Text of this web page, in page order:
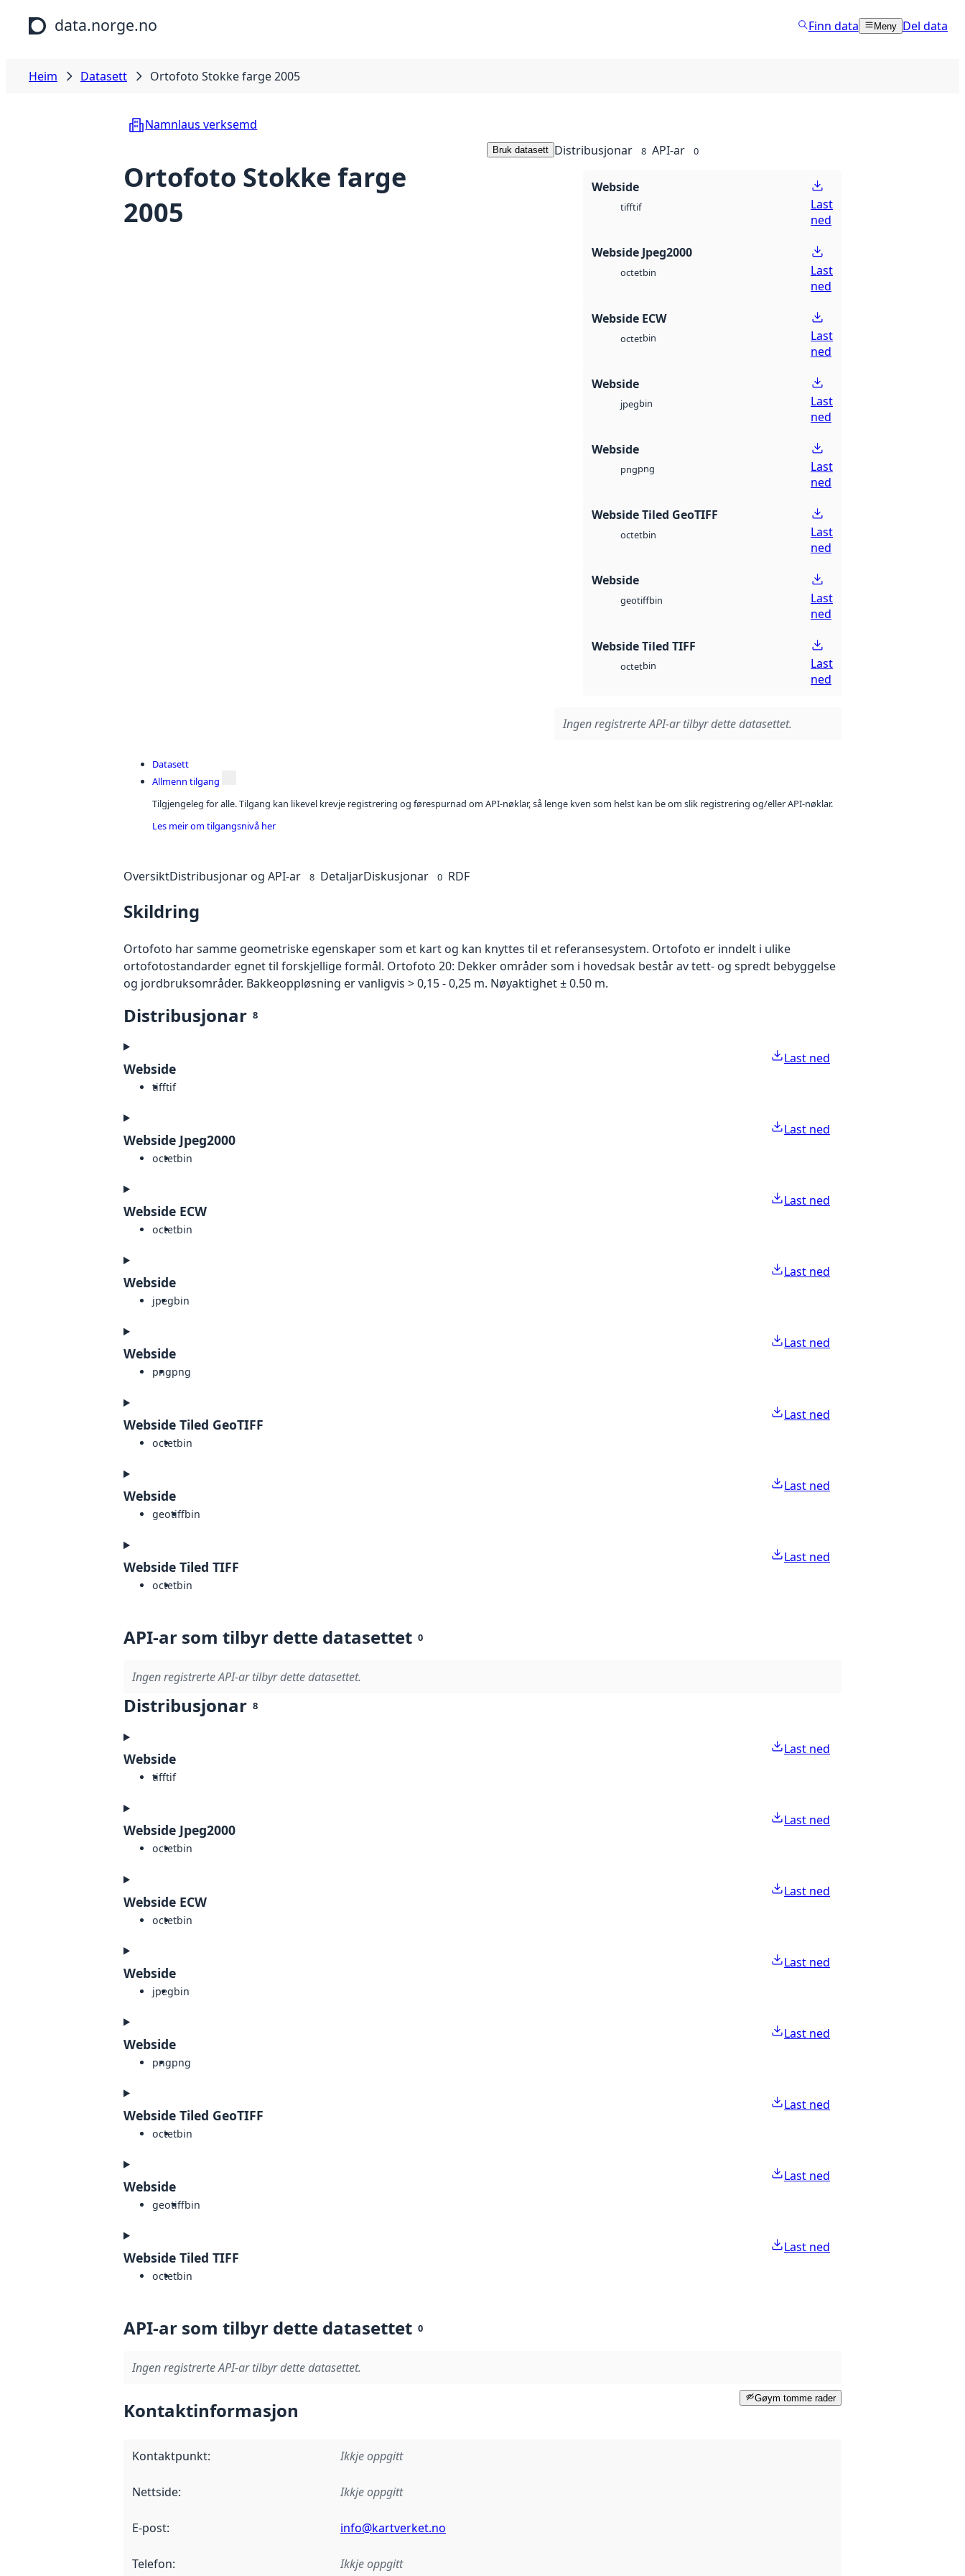
Hopp til hovudinnhald
data.norge.no Finn data Meny Del data
Heim Datasett Ortofoto Stokke farge 2005
Namnlaus verksemd
Ortofoto Stokke farge
2005
Bruk datasett Distribusjonar 8 API-ar 0
Webside
tifftif
Last
ned
Webside Jpeg2000
octetbin
Last
ned
Webside ECW
octetbin
Last
ned
Webside
jpegbin
Last
ned
Webside
pngpng
Last
ned
Webside Tiled GeoTIFF
octetbin
Last
ned
Webside
geotiffbin
Last
ned
Webside Tiled TIFF
octetbin
Last
ned
Ingen registrerte API-ar tilbyr dette datasettet.
Datasett
Allmenn tilgang
Tilgjengeleg for alle. Tilgang kan likevel krevje registrering og førespurnad om API-nøklar, så lenge kven som helst kan be om slik registrering og/eller API-nøklar.
Les meir om tilgangsnivå her
OversiktDistribusjonar og API-ar 8 DetaljarDiskusjonar 0 RDF
Skildring
Ortofoto har samme geometriske egenskaper som et kart og kan knyttes til et referansesystem. Ortofoto er inndelt i ulike
ortofotostandarder egnet til forskjellige formål. Ortofoto 20: Dekker områder som i hovedsak består av tett- og spredt bebyggelse
og jordbruksområder. Bakkeoppløsning er vanligvis > 0,15 - 0,25 m. Nøyaktighet ± 0.50 m.
Distribusjonar 8
Webside
tifftif
Last ned
Webside Jpeg2000
octetbin
Last ned
Webside ECW
octetbin
Last ned
Webside
jpegbin
Last ned
Webside
pngpng
Last ned
Webside Tiled GeoTIFF
octetbin
Last ned
Webside
geotiffbin
Last ned
Webside Tiled TIFF
octetbin
Last ned
API-ar som tilbyr dette datasettet 0
Ingen registrerte API-ar tilbyr dette datasettet.
Distribusjonar 8
Webside
tifftif
Last ned
Webside Jpeg2000
octetbin
Last ned
Webside ECW
octetbin
Last ned
Webside
jpegbin
Last ned
Webside
pngpng
Last ned
Webside Tiled GeoTIFF
octetbin
Last ned
Webside
geotiffbin
Last ned
Webside Tiled TIFF
octetbin
Last ned
API-ar som tilbyr dette datasettet 0
Ingen registrerte API-ar tilbyr dette datasettet.
Gøym tomme rader
Kontaktinformasjon
Kontaktpunkt: Ikkje oppgitt
Nettside: Ikkje oppgitt
E-post: info@kartverket.no
Telefon: Ikkje oppgitt